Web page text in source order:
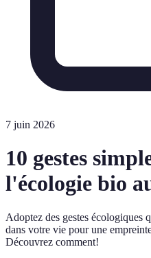
7 juin 2026
10 gestes
l'écologie bio
Adoptez des gestes écologiques
dans votre vie pour une
Découvrez comment!